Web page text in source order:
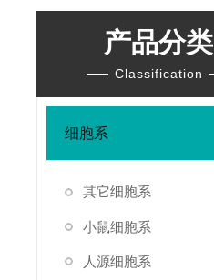
产品分类
Classification
细胞系
其它细胞系
小鼠细胞系
人源细胞系